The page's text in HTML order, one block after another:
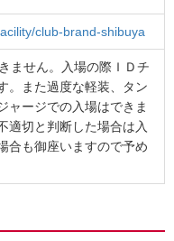
club-brand-shibuya
ません。入場の際ＩＤチ
。また過度な軽装、タン
ャージでの入場はできま
適切と判断した場合は入
合も御座いますので予め